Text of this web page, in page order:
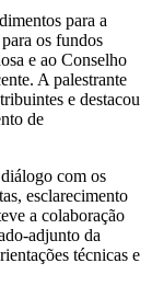
para a
os fundos
e ao Conselho
A palestrante
e destacou
de
com os
esclarecimento
a colaboração
adjunto da
técnicas e